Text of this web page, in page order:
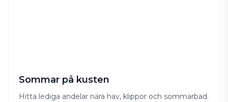
Sommar på kusten
Hitta lediga andelar nära hav, klippor och sommarbad.